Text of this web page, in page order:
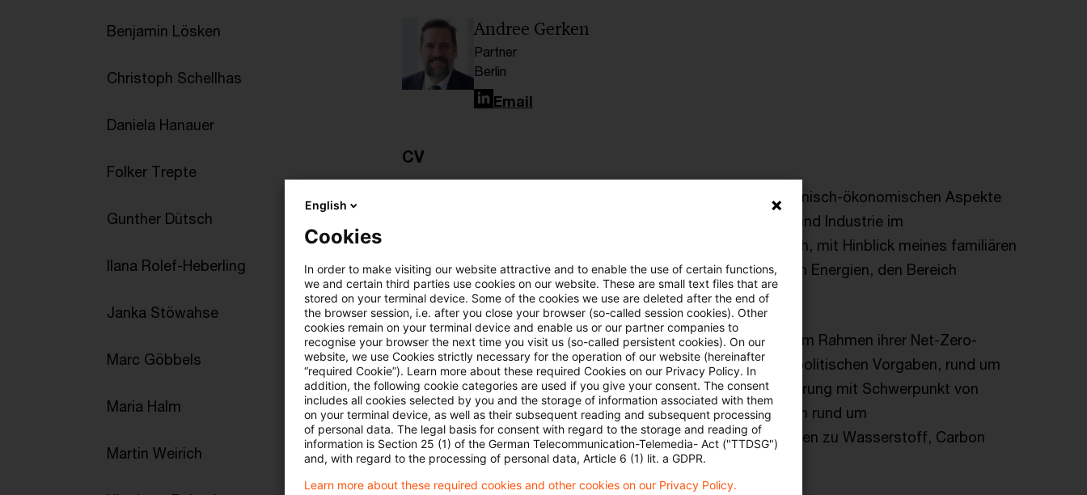
Benjamin Lösken
Christoph Schellhas
Daniela Hanauer
Folker Trepte
Gunther Dütsch
Ilana Rolef-Heberling
Janka Stöwahse
Marc Göbbels
Maria Halm
Martin Weirich
Andree Gerken
Partner
Berlin
LinkedIn
Email
CV
Als Ingenieur verantworte ich bei PwC Deutschland die technisch-ökonomischen Aspekte
der Energie- und Dekarbonisierungswende von Versorgern und Industrie im
Geschäftsbereich Nachhaltigkeit. Darüber hinaus betreue ich, mit Hinblick meines familiären
Hintergrunds und zahlreichen Schnittstellen zu erneuerbaren Energien, den Bereich
Agriculture Services.
Dabei beraten wir Versorgungs- und Industrieunternehmen im Rahmen ihrer Net-Zero-
Strategien auf Basis von freiwilligen, regulatorischen bzw. politischen Vorgaben, rund um
den technisch-ökonomischen besten Weg zur Dekarbonisierung mit Schwerpunkt von
Scope 1 & 2 Maßnahmen. Darunter fallen neben den Themen rund um
Grünstrombeschaffung und -erzeugung auch Fragestellungen zu Wasserstoff, Carbon
Capture und anderen Zukunftstechnologien.
English
Cookies
In order to make visiting our website attractive and to enable the use of certain functions,
we and certain third parties use cookies on our website. These are small text files that are
stored on your terminal device. Some of the cookies we use are deleted after the end of
the browser session, i.e. after you close your browser (so-called session cookies). Other
cookies remain on your terminal device and enable us or our partner companies to
recognise your browser the next time you visit us (so-called persistent cookies). On our
website, we use Cookies strictly necessary for the operation of our website (hereinafter
“required Cookie”). Learn more about these required Cookies on our Privacy Policy. In
addition, the following cookie categories are used if you give your consent. The consent
includes all cookies selected by you and the storage of information associated with them
on your terminal device, as well as their subsequent reading and subsequent processing
of personal data. The legal basis for consent with regard to the storage and reading of
information is Section 25 (1) of the German Telecommunication-Telemedia- Act ("TTDSG")
and, with regard to the processing of personal data, Article 6 (1) lit. a GDPR.
Learn more about these required cookies and other cookies on our Privacy Policy.